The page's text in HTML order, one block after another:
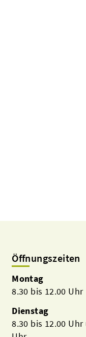
Öffnungszeiten
Montag
8.30 bis 12.00 Uhr
Dienstag
8.30 bis 12.00